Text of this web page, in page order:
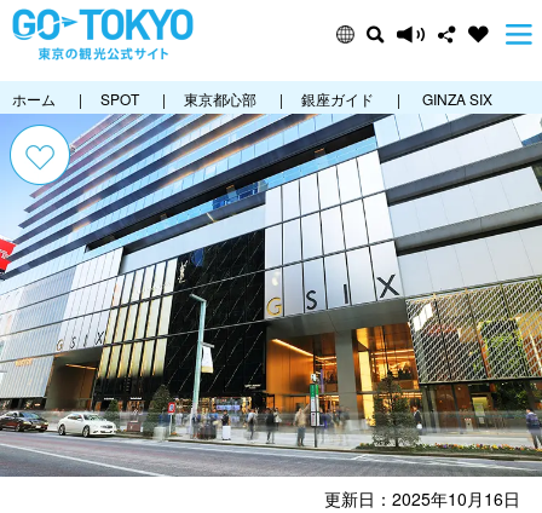
ホーム | SPOT | 東京都心部 | 銀座ガイド | GINZA SIX
更新日：2025年10月16日